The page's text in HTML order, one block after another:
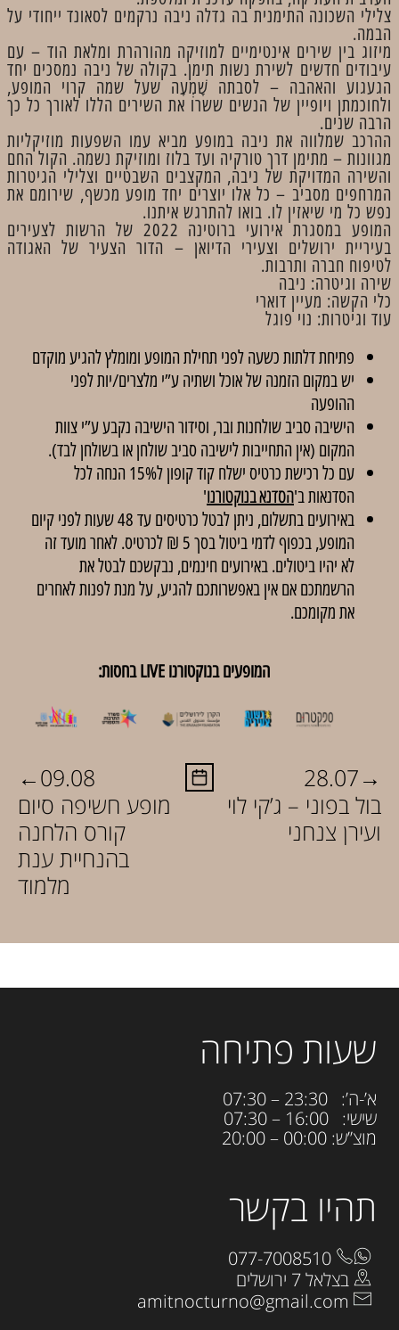
צלילי השכונה התימנית בה גדלה ניבה נרקמים לסאונד ייחודי על
הבמה.
מיזוג בין שירים אינטימיים למוזיקה מהורהרת ומלאת הוד – עם
עיבודים חדשים לשירת נשות תימן. בקולה של ניבה נמסכים יחד
הגעגוע והאהבה – לסבתה שָׁמְעָה שעל שמה קרוי המופע,
ולחוכמתן ויופיין של הנשים ששרו את השירים הללו לאורך כל כך
הרבה שנים.
ההרכב שמלווה את ניבה במופע מביא עמו השפעות מוזיקליות
מגוונות – מתימן דרך טורקיה ועד בלוז ומוזיקת נשמה. הקול החם
והשירה המדויקת של ניבה, המקצבים השבטיים וצלילי הגיטרות
המרחפים מסביב – כל אלו יוצרים יחד מופע מכשף, שירומם את
נפש כל מי שיאזין לו. בואו להתרגש איתנו.
המופע במסגרת אירועי ברוטינה 2022 של הרשות לצעירים
בעיריית ירושלים וצעירי הדיואן – הדור הצעיר של האגודה
לטיפוח חברה ותרבות.
שירה וגיטרה: ניבה
כלי הקשה: מעיין דוארי
עוד וגיטרות: נוי פוגל
פתיחת דלתות כשעה לפני תחילת המופע ומומלץ להגיע מוקדם
יש במקום הזמנה של אוכל ושתיה ע”י מלצרים/יות לפני
ההופעה
הישיבה סביב שולחנות ובר, וסידור הישיבה נקבע ע”י צוות
המקום (אין התחייבות לישיבה סביב שולחן או בשולחן לבד).
עם כל רכישת כרטיס ישלח קוד קופון ל15% הנחה לכל
הסדנאות ב'הסדנא בנוקטורנו'
באירועים בתשלום, ניתן לבטל כרטיסים עד 48 שעות לפני קיום
המופע, בכפוף לדמי ביטול בסך 5 ₪ לכרטיס. לאחר מועד זה
לא יהיו ביטולים. באירועים חינמים, נבקשכם לבטל את
הרשמתכם אם אין באפשרותכם להגיע, על מנת לפנות לאחרים
את מקומכם.
המופעים בנוקטורנו LIVE בחסות:
←09.08
מופע חשיפה סיום
קורס הלחנה
בהנחיית ענת
מלמוד
28.07→
בול בפוני – ג’קי לוי
ועירן צנחני
תהיו בקשר
בצלאל 7 ירושלים
שעות פתיחה
א’-ה’: 23:30 – 07:30
שישי: 16:00 – 07:30
מוצ”ש: 00:00 – 20:00